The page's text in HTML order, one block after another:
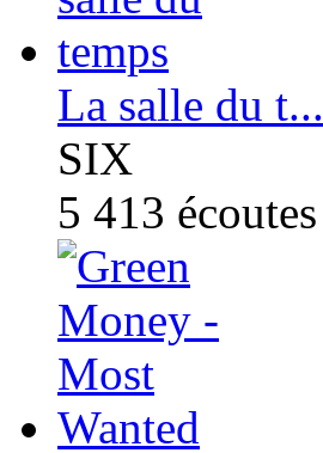
La salle du t...
SIX
5 413 écoutes